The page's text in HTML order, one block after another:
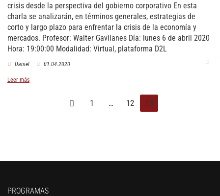
crisis desde la perspectiva del gobierno corporativo En esta
charla se analizarán, en términos generales, estrategias de
corto y largo plazo para enfrentar la crisis de la economía y
mercados. Profesor: Walter Gavilanes Día: lunes 6 de abril 2020
Hora: 19:00:00 Modalidad: Virtual, plataforma D2L
Daniel 01.04.2020
Leer más
1 … 12 13
PROGRAMAS